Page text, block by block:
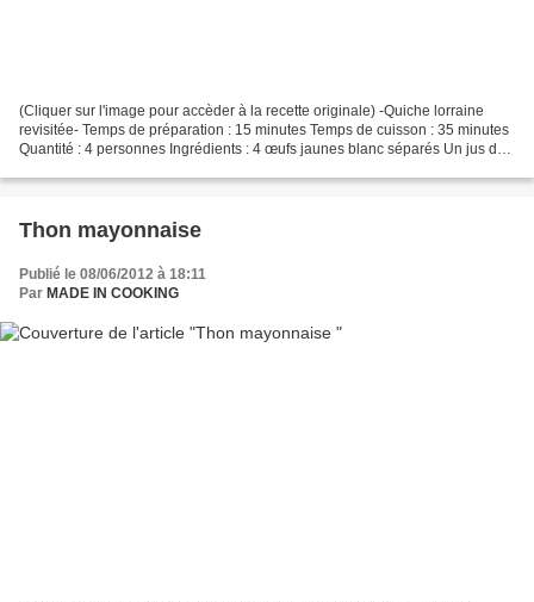
(Cliquer sur l'image pour accèder à la recette originale) -Quiche lorraine
revisitée- Temps de préparation : 15 minutes Temps de cuisson : 35 minutes
Quantité : 4 personnes Ingrédients : 4 œufs jaunes blanc séparés Un jus de
Thon mayonnaise
Publié le 08/06/2012 à 18:11
Par MADE IN COOKING